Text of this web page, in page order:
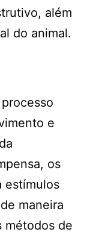
além
do animal.
e
os
estímulos
maneira
métodos de